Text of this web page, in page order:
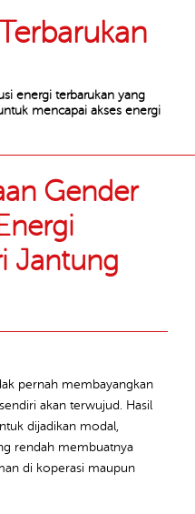
energi terbarukan yang
mencapai akses energi
Gender
Jantung
pernah membayangkan
akan terwujud. Hasil
dijadikan modal,
rendah membuatnya
di koperasi maupun